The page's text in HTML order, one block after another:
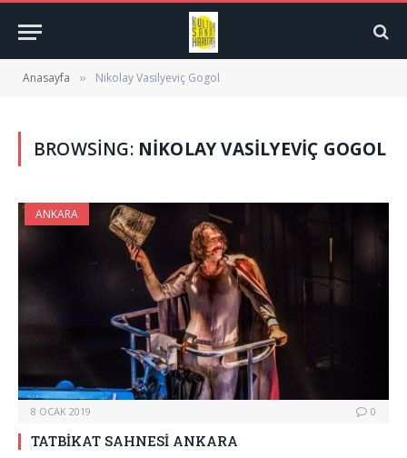
Anasayfa » Nikolay Vasilyeviç Gogol
BROWSING: NIKOLAY VASILYEVIÇ GOGOL
ANKARA
8 OCAK 2019 0
TATBİKAT SAHNESİ ANKARA